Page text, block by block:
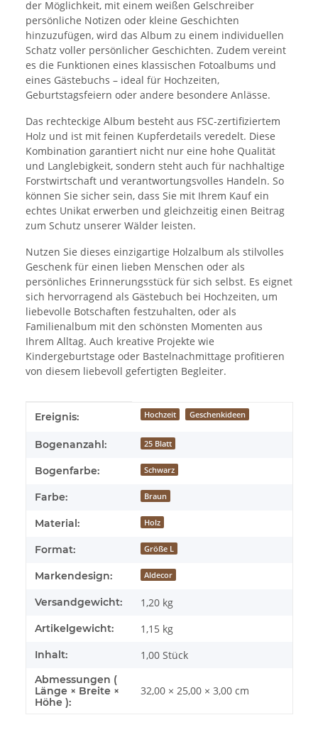
der Möglichkeit, mit einem weißen Gelschreiber
persönliche Notizen oder kleine Geschichten
hinzuzufügen, wird das Album zu einem individuellen
Schatz voller persönlicher Geschichten. Zudem vereint
es die Funktionen eines klassischen Fotoalbums und
eines Gästebuchs – ideal für Hochzeiten,
Geburtstagsfeiern oder andere besondere Anlässe.
Das rechteckige Album besteht aus FSC-zertifiziertem
Holz und ist mit feinen Kupferdetails veredelt. Diese
Kombination garantiert nicht nur eine hohe Qualität
und Langlebigkeit, sondern steht auch für nachhaltige
Forstwirtschaft und verantwortungsvolles Handeln. So
können Sie sicher sein, dass Sie mit Ihrem Kauf ein
echtes Unikat erwerben und gleichzeitig einen Beitrag
zum Schutz unserer Wälder leisten.
Nutzen Sie dieses einzigartige Holzalbum als stilvolles
Geschenk für einen lieben Menschen oder als
persönliches Erinnerungsstück für sich selbst. Es eignet
sich hervorragend als Gästebuch bei Hochzeiten, um
liebevolle Botschaften festzuhalten, oder als
Familienalbum mit den schönsten Momenten aus
Ihrem Alltag. Auch kreative Projekte wie
Kindergeburtstage oder Bastelnachmittage profitieren
von diesem liebevoll gefertigten Begleiter.
Produkteigenschaft
Wert
Ereignis: Hochzeit Geschenkideen
Bogenanzahl: 25 Blatt
Bogenfarbe: Schwarz
Farbe: Braun
Material: Holz
Format: Größe L
Markendesign: Aldecor
Versandgewicht: 1,20 kg
Artikelgewicht: 1,15 kg
Inhalt: 1,00 Stück
Abmessungen (
Länge × Breite ×
Höhe ):
32,00 × 25,00 × 3,00 cm